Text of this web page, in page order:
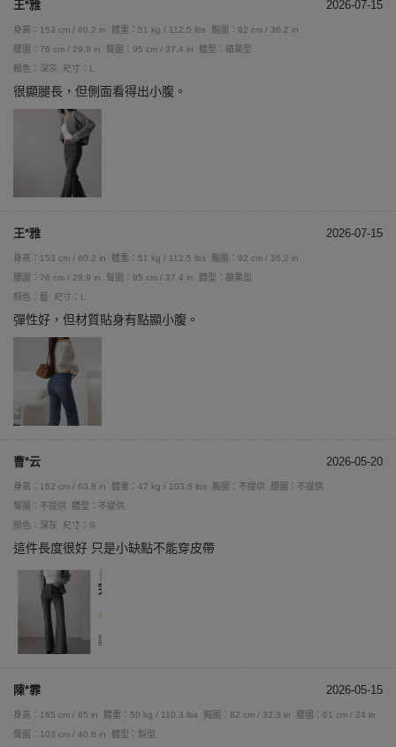
王*雅 2026-07-15
身高：153 cm / 60.2 in 體重：51 kg / 112.5 lbs
胸圍：92 cm / 36.2 in
腰圍：76 cm / 29.9 in
臀圍：95 cm / 37.4 in
體型：蘋果型
顏色：深灰
尺寸：L
很顯腿長，但側面看得出小腹。
王*雅 2026-07-15
身高：153 cm / 60.2 in 體重：51 kg / 112.5 lbs
胸圍：92 cm / 36.2 in
腰圍：76 cm / 29.9 in
臀圍：95 cm / 37.4 in
體型：蘋果型
顏色：藍
尺寸：L
彈性好，但材質貼身有點顯小腹。
曹*云 2026-05-20
身高：162 cm / 63.8 in 體重：47 kg / 103.6 lbs 胸圍：不提供
腰圍：不提供
臀圍：不提供
體型：不提供
顏色：深灰
尺寸：S
這件長度很好 只是小缺點不能穿皮帶
陳*霏 2026-05-15
身高：165 cm / 65 in 體重：50 kg / 110.3 lbs 胸圍：82 cm / 32.3 in
腰圍：61 cm / 24 in
臀圍：103 cm / 40.6 in
體型：梨型